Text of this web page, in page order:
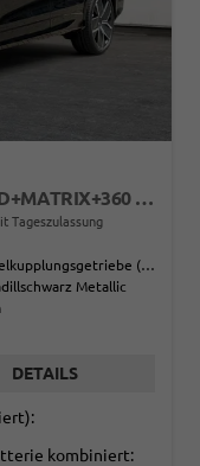
R-LINE PLUG-IN+PANO+AHK+HUD+MATRIX+360 KAM+20"ALU+ACC+EHK+BLACK STYLE
Tageszulassung
Doppelkupplungsgetriebe (DSG)
Metallic
DETAILS
kombiniert: